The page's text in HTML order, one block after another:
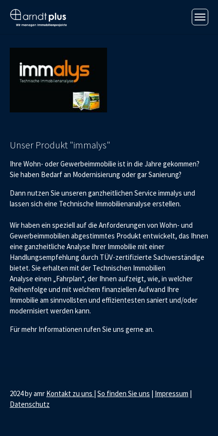
Unser Produkt "immalys"
Ihre Wohn- oder Gewerbeimmobilie ist in die Jahre gekommen?
Sie haben Bedarf an Modernisierung oder gar Sanierung?
Dann nutzen Sie unseren ganzheitlichen Service immalys und
lassen sich eine Technische Immobilienanalyse erstellen.
Wir haben ein speziell auf die Anforderungen von Wohn- und
Gewerbeimmobilien abgestimmtes Produkt entwickelt, das Ihnen
eine ganzheitliche Analyse Ihrer Immobilie mit einer
Handlungsempfehlung durch TÜV-zertifizierte Sachverständige
bietet. Sie erhalten mit der Technischen Immobilien
Analyse einen „Fahrplan“, der Ihnen aufzeigt, wie, in welcher
Reihenfolge und mit welchem finanziellen Aufwand Ihre
Immobilie am sinnvollsten und effizientesten saniert und/oder
modernisiert werden kann.
Für mehr Informationen rufen Sie uns gerne an.
2024 by amr Kontakt zu uns So finden Sie uns Impressum
Datenschutz